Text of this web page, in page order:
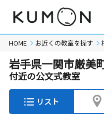
HOME お近くの教室を探す
岩手県一関市厳美
付近の公文式教室
リスト